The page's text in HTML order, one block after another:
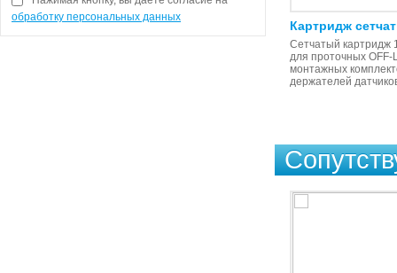
Комплект клапанов забора и
Картридж
Сетчатый картридж
для проточных OFF-
монтажных
держателей
обработку персональных данных